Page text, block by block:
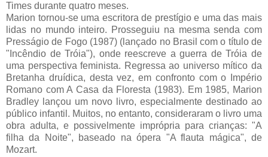
Times durante quatro meses.
Marion tornou-se uma escritora de prestígio e uma das mais
lidas no mundo inteiro. Prosseguiu na mesma senda com
Presságio de Fogo (1987) (lançado no Brasil com o título de
"Incêndio de Tróia"), onde reescreve a guerra de Tróia de
uma perspectiva feminista. Regressa ao universo mítico da
Bretanha druídica, desta vez, em confronto com o Império
Romano com A Casa da Floresta (1983). Em 1985, Marion
Bradley lançou um novo livro, especialmente destinado ao
público infantil. Muitos, no entanto, consideraram o livro uma
obra adulta, e possivelmente imprópria para crianças: "A
filha da Noite", baseado na ópera "A flauta mágica", de
Mozart.